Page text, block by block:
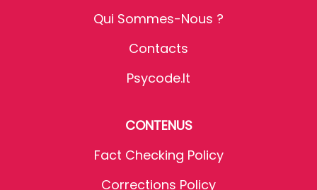
Qui Sommes-Nous ?
Contacts
Psycode.it
CONTENUS
Fact Checking Policy
Corrections Policy